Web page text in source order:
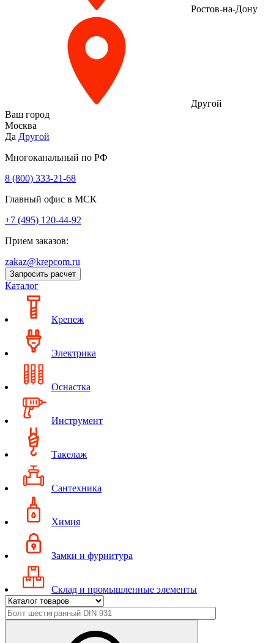
Ростов-на-Дону
Другой
Ваш город
Москва
Да Другой
Многоканальный по РФ
8 (800) 333‑21-68
Главный офис в МСК
+7 (495) 120-44-92
Прием заказов:
zakaz@krepcom.ru
Запросить расчет
Каталог
Крепеж
Электрика
Оснастка
Инструмент
Такелаж
Сантехника
Химия
Замки и фурнитура
Склад и промышленные элементы